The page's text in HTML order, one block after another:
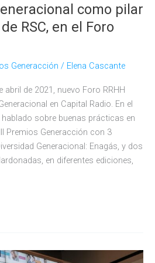
como pilar
RSC, en el Foro
Generacción / Elena Cascante
de 2021, nuevo Foro RRHH
en Capital Radio. En el
sobre buenas prácticas en
Premios Generacción con 3
Generacional: Enagás, y dos
en diferentes ediciones,